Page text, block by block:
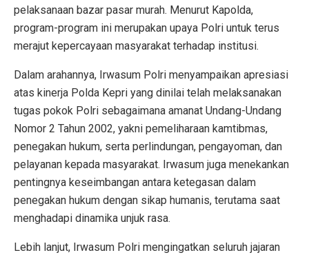
pelaksanaan bazar pasar murah. Menurut Kapolda,
program-program ini merupakan upaya Polri untuk terus
merajut kepercayaan masyarakat terhadap institusi.
Dalam arahannya, Irwasum Polri menyampaikan apresiasi
atas kinerja Polda Kepri yang dinilai telah melaksanakan
tugas pokok Polri sebagaimana amanat Undang-Undang
Nomor 2 Tahun 2002, yakni pemeliharaan kamtibmas,
penegakan hukum, serta perlindungan, pengayoman, dan
pelayanan kepada masyarakat. Irwasum juga menekankan
pentingnya keseimbangan antara ketegasan dalam
penegakan hukum dengan sikap humanis, terutama saat
menghadapi dinamika unjuk rasa.
Lebih lanjut, Irwasum Polri mengingatkan seluruh jajaran